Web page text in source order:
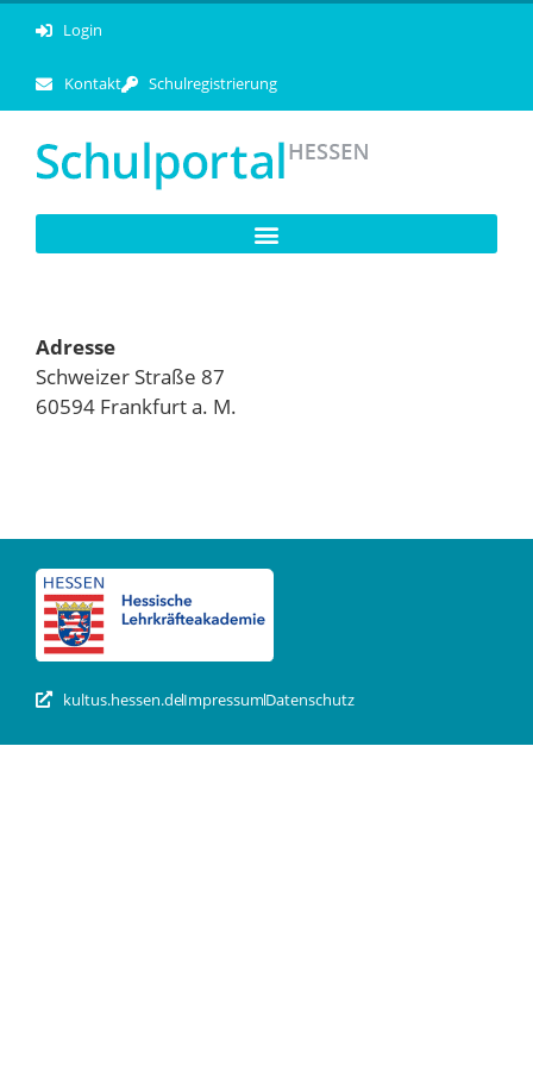
Login
Kontakt Schulregistrierung
Adresse
Schweizer Straße 87
60594 Frankfurt a. M.
kultus.hessen.deImpressumDatenschutz